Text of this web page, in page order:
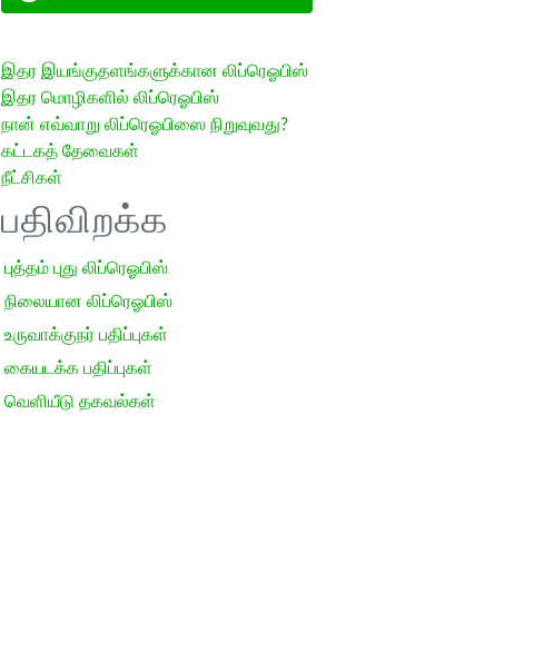
இதர இயங்குதளங்களுக்கான லிப்ரெஓபிஸ்
இதர மொழிகளில் லிப்ரெஓபிஸ்
நான் எவ்வாறு லிப்ரெஓபிஸை நிறுவுவது?
கட்டகத் தேவைகள்
நீட்சிகள்
பதிவிறக்க
புத்தம் புது லிப்ரெஓபிஸ்
நிலையான லிப்ரெஓபிஸ்
உருவாக்குநர் பதிப்புகள்
கையடக்க பதிப்புகள்
வெளியீடு தகவல்கள்